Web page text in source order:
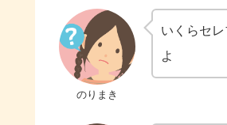
のりまき
いくらセ
よ